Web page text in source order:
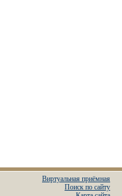
Виртуальная приёмная
Поиск по сайту